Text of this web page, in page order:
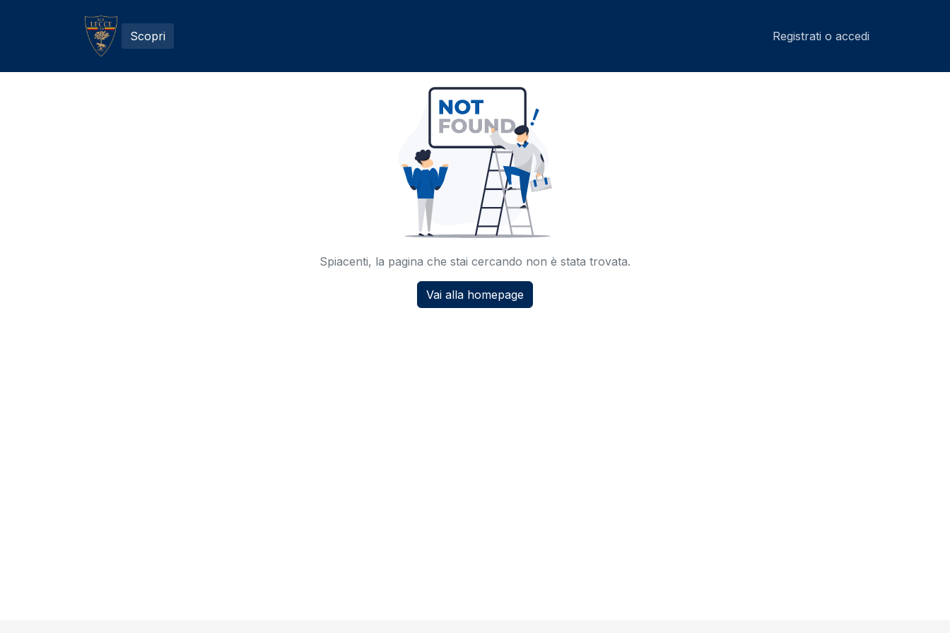
Scopri Registrati o accedi
Spiacenti, la pagina che stai cercando non è stata trovata.
Vai alla homepage